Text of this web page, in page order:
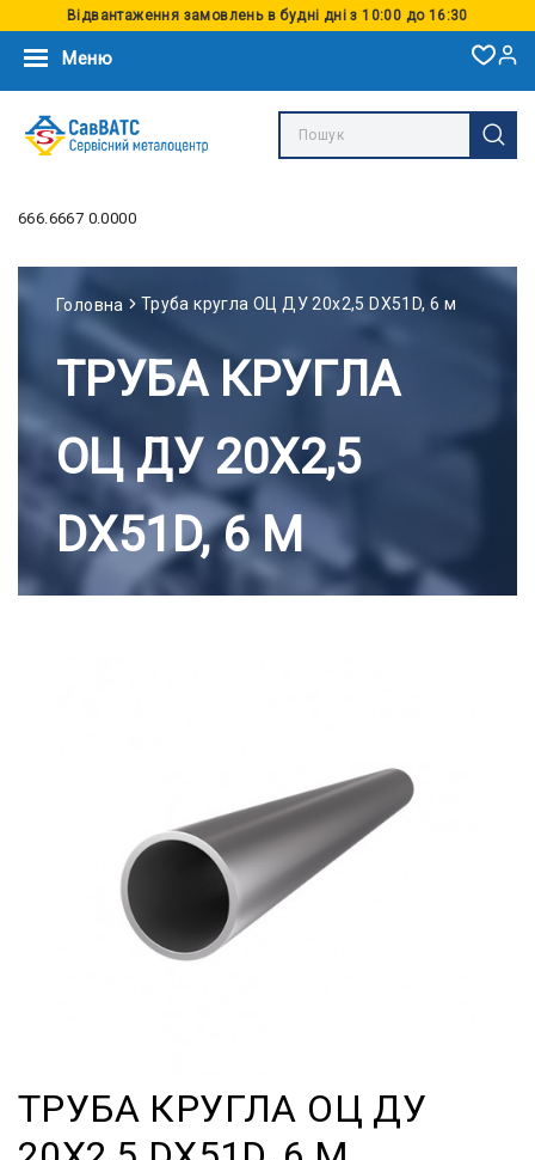
Відвантаження замовлень в будні дні з 10:00 до 16:30
Меню
666.6667 0.0000
Головна Труба кругла ОЦ ДУ 20x2,5 DX51D, 6 м
ТРУБА КРУГЛА
ОЦ ДУ 20X2,5
DX51D, 6 М
ТРУБА КРУГЛА ОЦ ДУ